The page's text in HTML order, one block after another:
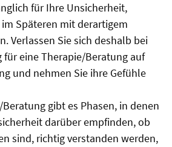
für Ihre Unsicherheit,
Späteren mit derartigem
Verlassen Sie sich deshalb bei
für eine Therapie/Beratung auf
und nehmen Sie ihre Gefühle
gibt es Phasen, in denen
darüber empfinden, ob
sind, richtig verstanden werden,